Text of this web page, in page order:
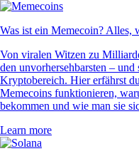
Was ist ein Memecoin? Alles,
Von viralen Witzen zu
den unvorhersehbarsten –
Kryptobereich. Hier erfährst
Memecoins funktionieren,
bekommen und wie man sie
Learn more